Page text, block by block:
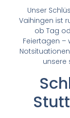
Unser
Vaihingen ist
ob Tag
Feiertagen –
unsere